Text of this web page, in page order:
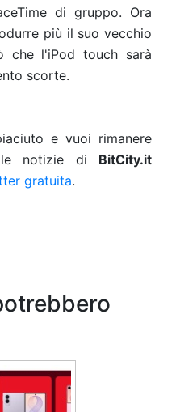
di gruppo. Ora
più il suo vecchio
che l'iPod touch sarà
scorte.
e vuoi rimanere
le notizie di BitCity.it
gratuita.